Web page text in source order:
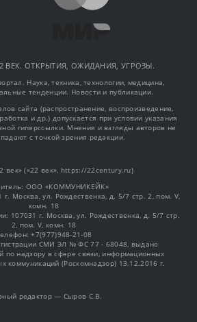
ВЕК. ОТКРЫТИЯ, ОЖИДАНИЯ, УГРОЗЫ.
Наука, техника, технологии, медицина,
тенденции. Новости и публикации.
сайта (распространение, воспроизведение,
и др.) допускается при условии указания
гиперссылки. Мнения и взгляды авторов не
с точкой зрения редакции.
век» («22 век», https://22century.ru)
OOO «КОММУНИКЕЙК»
г. Москва, ул. Рождественка, д. 5/7 стр. 2, пом. V,
комн. 18
107031 г. Москва, ул. Рождественка, д. 5/7 стр.
2, пом. V, комн. 18
+7(977)948-21-08
СМИ ЭЛ № ФС 77 - 68048, выдано
по надзору в сфере связи, информационных
коммуникаций (Роскомнадзор) 13.12.2016 г.
редактор — Сыров С.В.